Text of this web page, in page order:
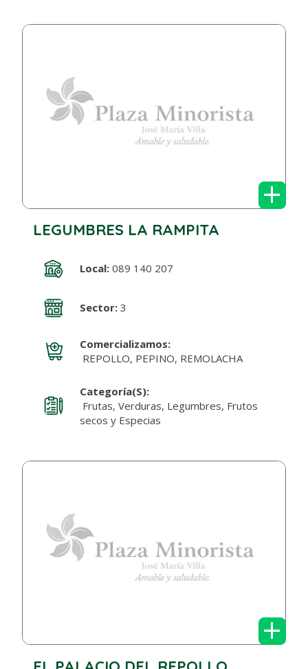
+
LEGUMBRES LA RAMPITA
Local:089 140 207
Sector:3
Comercializamos:
REPOLLO, PEPINO, REMOLACHA
Categoría(s):
Frutas, Verduras, Legumbres, Frutos
secos y Especias
+